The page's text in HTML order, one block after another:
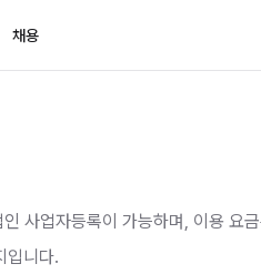
채용
인 사업자등록이 가능하며, 이용 요
입니다.